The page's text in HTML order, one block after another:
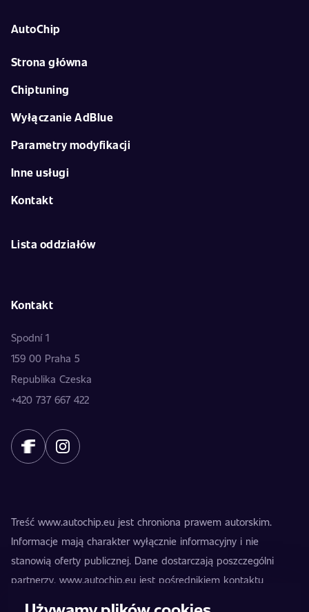
AutoChip
Strona główna
Chiptuning
Wyłączanie AdBlue
Parametry modyfikacji
Inne usługi
Kontakt
Lista oddziałów
Kontakt
Spodní 1
159 00 Praha 5
Republika Czeska
+420 737 667 422
Treść www.autochip.eu jest chroniona prawem autorskim.
Informacje mają charakter wyłącznie informacyjny i nie
stanowią oferty publicznej. Dane dostarczają poszczególni
partnerzy. www.autochip.eu jest pośrednikiem kontaktu